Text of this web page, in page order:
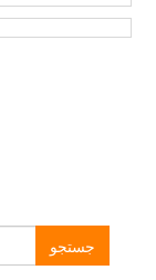
برای: